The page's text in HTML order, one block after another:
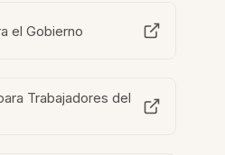
el Gobierno
Trabajadores del